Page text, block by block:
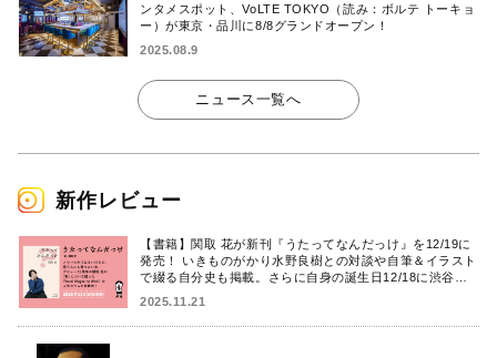
ンタメスポット、VoLTE TOKYO（読み：ボルテ トーキョ
ー）が東京・品川に8/8グランドオープン！
2025.08.9
ニュース一覧へ
新作レビュー
【書籍】関取 花が新刊『うたってなんだっけ』を12/19に
発売！ いきものがかり水野良樹との対談や自筆＆イラスト
で綴る自分史も掲載。さらに自身の誕生日12/18に渋谷で
2025.11.21